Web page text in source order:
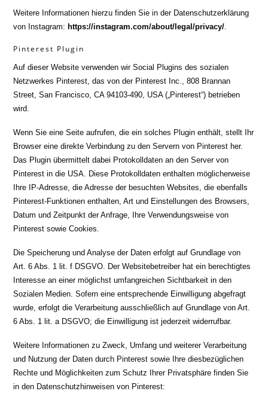
Weitere Informationen hierzu finden Sie in der Datenschutzerklärung
von Instagram:https://instagram.com/about/legal/privacy/
Pinterest Plugin
Auf dieser Website verwenden wir Social Plugins des sozialen
Netzwerkes Pinterest, das von der Pinterest Inc., 808 Brannan
Street, San Francisco, CA 94103-490, USA („Pinterest“) betrieben
wird.
Wenn Sie eine Seite aufrufen, die ein solches Plugin enthält, stellt Ihr
Browser eine direkte Verbindung zu den Servern von Pinterest her.
Das Plugin übermittelt dabei Protokolldaten an den Server von
Pinterest in die USA. Diese Protokolldaten enthalten möglicherweise
Ihre IP-Adresse, die Adresse der besuchten Websites, die ebenfalls
Pinterest-Funktionen enthalten, Art und Einstellungen des Browsers,
Datum und Zeitpunkt der Anfrage, Ihre Verwendungsweise von
Pinterest sowie Cookies.
Die Speicherung und Analyse der Daten erfolgt auf Grundlage von
Art. 6 Abs. 1 lit. f DSGVO. Der Websitebetreiber hat ein berechtigtes
Interesse an einer möglichst umfangreichen Sichtbarkeit in den
Sozialen Medien. Sofern eine entsprechende Einwilligung abgefragt
wurde, erfolgt die Verarbeitung ausschließlich auf Grundlage von Art.
6 Abs. 1 lit. a DSGVO; die Einwilligung ist jederzeit widerrufbar.
Weitere Informationen zu Zweck, Umfang und weiterer Verarbeitung
und Nutzung der Daten durch Pinterest sowie Ihre diesbezüglichen
Rechte und Möglichkeiten zum Schutz Ihrer Privatsphäre finden Sie
in den Datenschutzhinweisen von Pinterest: